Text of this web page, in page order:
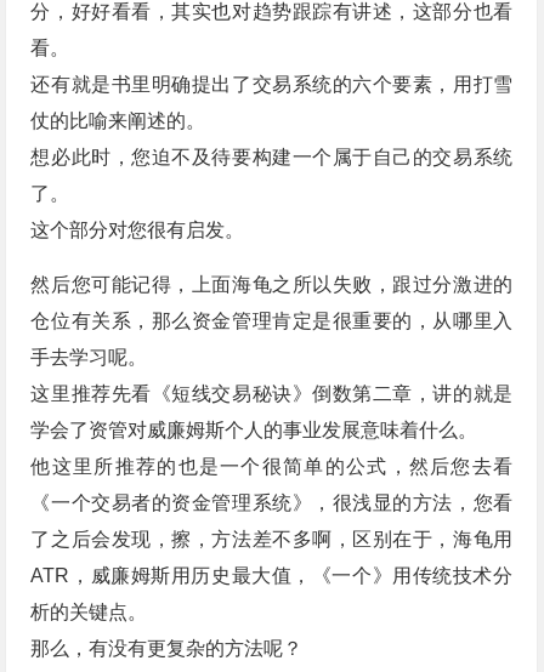
分，好好看看，其实也对趋势跟踪有讲述，这部分也看
看。
还有就是书里明确提出了交易系统的六个要素，用打雪
仗的比喻来阐述的。
想必此时，您迫不及待要构建一个属于自己的交易系统
了。
这个部分对您很有启发。
然后您可能记得，上面海龟之所以失败，跟过分激进的
仓位有关系，那么资金管理肯定是很重要的，从哪里入
手去学习呢。
这里推荐先看《短线交易秘诀》倒数第二章，讲的就是
学会了资管对威廉姆斯个人的事业发展意味着什么。
他这里所推荐的也是一个很简单的公式，然后您去看
《一个交易者的资金管理系统》，很浅显的方法，您看
了之后会发现，擦，方法差不多啊，区别在于，海龟用
ATR，威廉姆斯用历史最大值，《一个》用传统技术分
析的关键点。
那么，有没有更复杂的方法呢？